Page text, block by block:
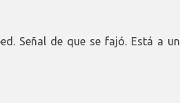
Señal de que se fajó. Está a un